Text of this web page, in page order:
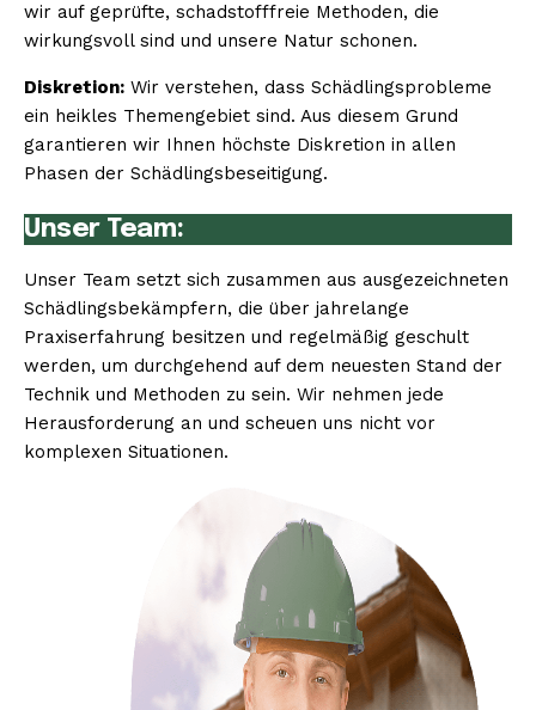
wir auf geprüfte, schadstofffreie Methoden, die
wirkungsvoll sind und unsere Natur schonen.
Diskretion: Wir verstehen, dass Schädlingsprobleme
ein heikles Themengebiet sind. Aus diesem Grund
garantieren wir Ihnen höchste Diskretion in allen
Phasen der Schädlingsbeseitigung.
Unser Team:
Unser Team setzt sich zusammen aus ausgezeichneten
Schädlingsbekämpfern, die über jahrelange
Praxiserfahrung besitzen und regelmäßig geschult
werden, um durchgehend auf dem neuesten Stand der
Technik und Methoden zu sein. Wir nehmen jede
Herausforderung an und scheuen uns nicht vor
komplexen Situationen.